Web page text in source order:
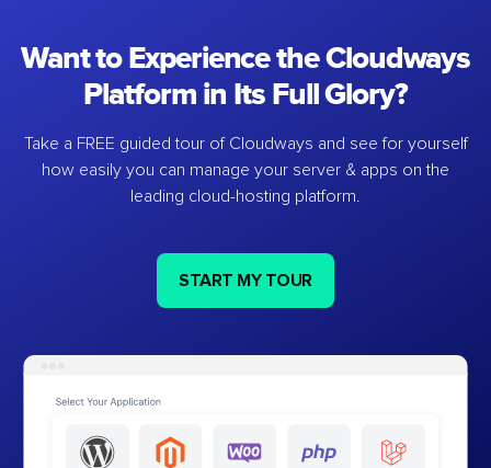
Want to Experience the Cloudways
Platform in Its Full Glory?
Take a FREE guided tour of Cloudways and see for yourself
how easily you can manage your server & apps on the
leading cloud-hosting platform.
START MY TOUR